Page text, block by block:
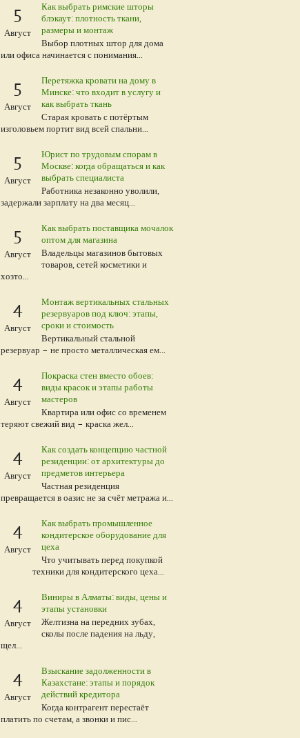
5
Август
Как выбрать римские шторы
блэкаут: плотность ткани,
размеры и монтаж
Выбор плотных штор для дома
или офиса начинается с понимания...
5
Август
Перетяжка кровати на дому в
Минске: что входит в услугу и
как выбрать ткань
Старая кровать с потёртым
изголовьем портит вид всей спальни...
5
Август
Юрист по трудовым спорам в
Москве: когда обращаться и как
выбрать специалиста
Работника незаконно уволили,
задержали зарплату на два месяц...
5
Август
Как выбрать поставщика мочалок
оптом для магазина
Владельцы магазинов бытовых
товаров, сетей косметики и
хозто...
4
Август
Монтаж вертикальных стальных
резервуаров под ключ: этапы,
сроки и стоимость
Вертикальный стальной
резервуар – не просто металлическая ем...
4
Август
Покраска стен вместо обоев:
виды красок и этапы работы
мастеров
Квартира или офис со временем
теряют свежий вид – краска жел...
4
Август
Как создать концепцию частной
резиденции: от архитектуры до
предметов интерьера
Частная резиденция
превращается в оазис не за счёт метража и...
4
Август
Как выбрать промышленное
кондитерское оборудование для
цеха
Что учитывать перед покупкой
техники для кондитерского цеха...
4
Август
Виниры в Алматы: виды, цены и
этапы установки
Желтизна на передних зубах,
сколы после падения на льду,
щел...
4
Август
Взыскание задолженности в
Казахстане: этапы и порядок
действий кредитора
Когда контрагент перестаёт
платить по счетам, а звонки и пис...